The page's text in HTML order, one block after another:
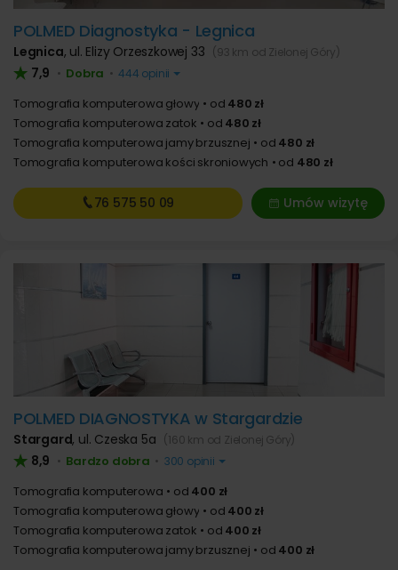
POLMED Diagnostyka - Legnica
Legnica, ul. Elizy Orzeszkowej 33 (93 km od Zielonej Góry)
7,9 • Dobra • 444 opinii
Tomografia komputerowa głowy od 480 zł
Tomografia komputerowa zatok
od 480 zł
Tomografia komputerowa jamy brzusznej
od 480 zł
Tomografia komputerowa kości skroniowych
od 480 zł
Umów wizytę
76 575 50 09
POLMED DIAGNOSTYKA w Stargardzie
Stargard, ul. Czeska 5a (160 km od Zielonej Góry)
8,9 • Bardzo dobra • 300 opinii
Tomografia komputerowa od 400 zł
Tomografia komputerowa głowy
od 400 zł
Tomografia komputerowa zatok
od 400 zł
Tomografia komputerowa jamy brzusznej
od 400 zł